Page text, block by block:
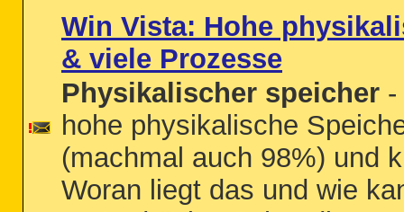
Win Vista: Hohe
& viele Prozesse
Physikalischer speicher -
hohe physikalische
(machmal auch 98%) und
Woran liegt das und wie